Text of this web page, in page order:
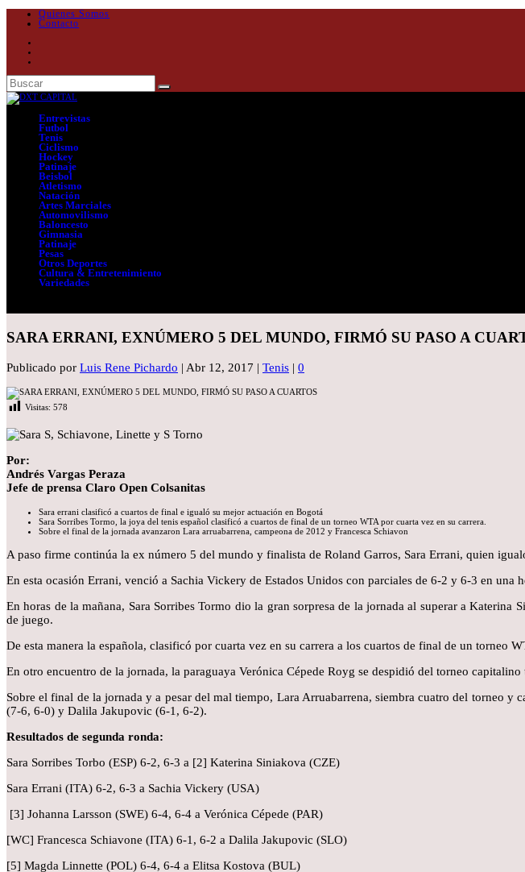
Quienes Somos
Contacto
Entrevistas
Futbol
Tenis
Ciclismo
Hockey
Patinaje
Beisbol
Atletismo
Natación
Artes Marciales
Automovilismo
Baloncesto
Gimnasia
Patinaje
Pesas
Otros Deportes
Cultura & Entretenimiento
Variedades
SARA ERRANI, EXNÚMERO 5 DEL MUNDO, FIRMÓ SU PASO A
Publicado por Luis Rene Pichardo | Abr 12, 2017 | Tenis | 0
Visitas: 578
Por:
Andrés Vargas Peraza
Jefe de prensa Claro Open Colsanitas
Sara errani clasificó a cuartos de final e igualó su mejor actuación en Bogotá
Sara Sorribes Tormo, la joya del tenis español clasificó a cuartos de final de un torneo WTA por cuarta vez en su carrera.
Sobre el final de la jornada avanzaron Lara arruabarrena, campeona de 2012 y Francesca Schiavon
A paso firme continúa la ex número 5 del mundo y finalista de Roland Garros, Sara Errani, quien
En esta ocasión Errani, venció a Sachia Vickery de Estados Unidos con parciales de 6-2 y 6-3 en
En horas de la mañana, Sara Sorribes Tormo dio la gran sorpresa de la jornada al superar a
de juego.
De esta manera la española, clasificó por cuarta vez en su carrera a los cuartos de final de un
En otro encuentro de la jornada, la paraguaya Verónica Cépede Royg se despidió del torneo
Sobre el final de la jornada y a pesar del mal tiempo, Lara Arruabarrena, siembra cuatro del torneo
(7-6, 6-0) y Dalila Jakupovic (6-1, 6-2).
Resultados de segunda ronda:
Sara Sorribes Torbo (ESP) 6-2, 6-3 a [2] Katerina Siniakova (CZE)
Sara Errani (ITA) 6-2, 6-3 a Sachia Vickery (USA)
[3] Johanna Larsson (SWE) 6-4, 6-4 a Verónica Cépede (PAR)
[WC] Francesca Schiavone (ITA) 6-1, 6-2 a Dalila Jakupovic (SLO)
[5] Magda Linnette (POL) 6-4, 6-4 a Elitsa Kostova (BUL)